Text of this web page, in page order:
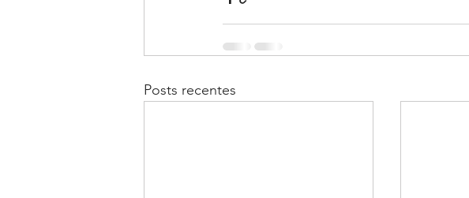
Posts recentes